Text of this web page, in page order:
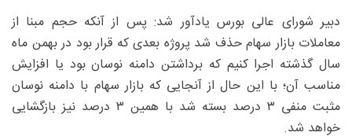
دبیر شورای عالی بورس یادآور شد: پس از آنکه حجم مبنا از
معاملات بازار سهام حذف شد پروژه بعدی که قرار بود در بهمن ماه
سال گذشته اجرا کنیم که برداشتن دامنه نوسان بود یا افزایش
مناسب آن؛ با این حال از آنجایی که بازار سهام با دامنه نوسان
مثبت منفی ۳ درصد بسته شد با همین ۳ درصد نیز بازگشایی
خواهد شد.